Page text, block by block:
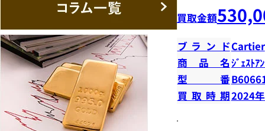
買取金額
ブランドCartier
商品名ｼﾞｪｽﾄｱ
型番
買取時期2024